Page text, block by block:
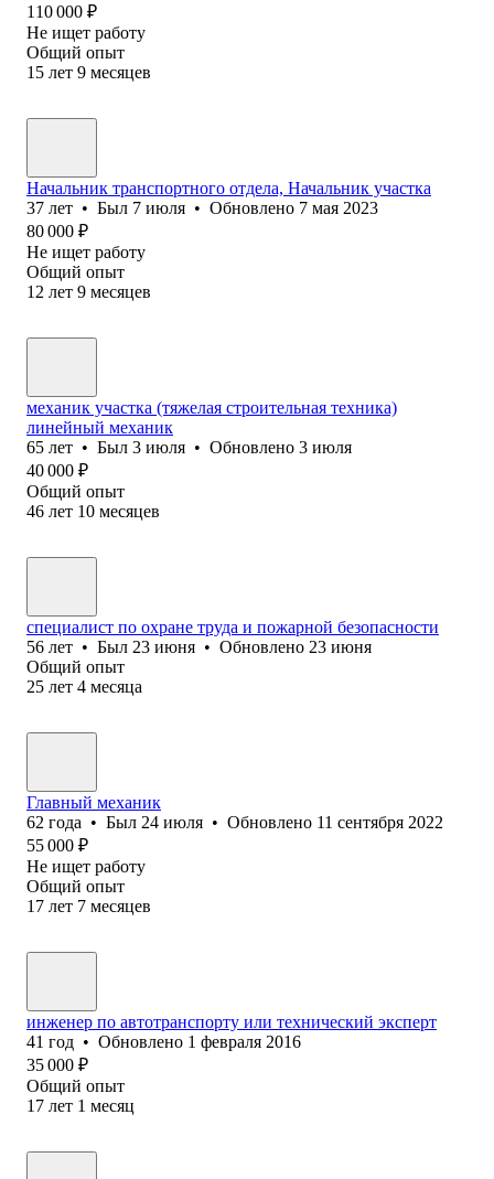
110 000 ₽
Не ищет работу
Общий опыт
15 лет 9 месяцев
Начальник транспортного отдела, Начальник участка
37 лет • Был 7 июля • Обновлено 7 мая 2023
80 000 ₽
Не ищет работу
Общий опыт
12 лет 9 месяцев
механик участка (тяжелая строительная техника)
линейный механик
65 лет • Был 3 июля • Обновлено 3 июля
40 000 ₽
Общий опыт
46 лет 10 месяцев
специалист по охране труда и пожарной безопасности
56 лет • Был 23 июня • Обновлено 23 июня
Общий опыт
25 лет 4 месяца
Главный механик
62 года • Был 24 июля • Обновлено 11 сентября 2022
55 000 ₽
Не ищет работу
Общий опыт
17 лет 7 месяцев
инженер по автотранспорту или технический эксперт
41 год • Обновлено 1 февраля 2016
35 000 ₽
Общий опыт
17 лет 1 месяц